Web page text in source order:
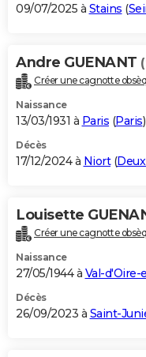
S'inscrire
Se connecter
Lycées
Collèges
Primaires
Universités
Entreprises
Service militaire
Avis de recherche
AVIS DE DÉCÈS
Bricolage
Lifestyle
Culture
Sport
Auto
Television
Voyage
Cinema
09/07/2025 à Stains (
Andre GUENANT
Créer une cagnotte
Naissance
13/03/1931 à Paris (Paris)
Décès
17/12/2024 à Niort(
Louisette
Créer une cagnotte
Naissance
27/05/1944 à Val-
Décès
26/09/2023 à Saint-